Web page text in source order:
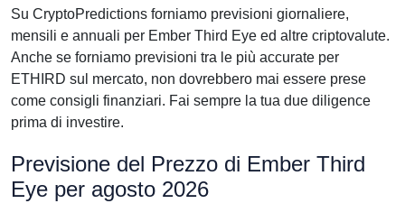
Su CryptoPredictions forniamo previsioni giornaliere,
mensili e annuali per Ember Third Eye ed altre criptovalute.
Anche se forniamo previsioni tra le più accurate per
ETHIRD sul mercato, non dovrebbero mai essere prese
come consigli finanziari. Fai sempre la tua due diligence
prima di investire.
Previsione del Prezzo di Ember Third
Eye per agosto 2026